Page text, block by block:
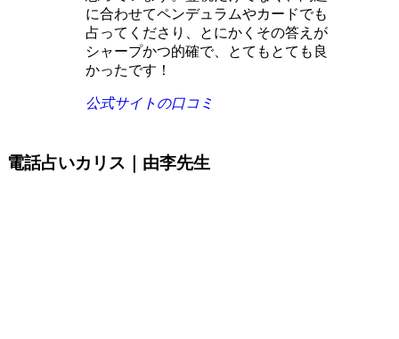
に合わせてペンデュラムやカードでも
占ってくださり、とにかくその答えが
シャープかつ的確で、とてもとても良
かったです！
公式サイトの口コミ
電話占いカリス｜由李先生